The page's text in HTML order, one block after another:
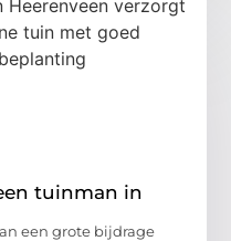
tuinman in
een grote bijdrage